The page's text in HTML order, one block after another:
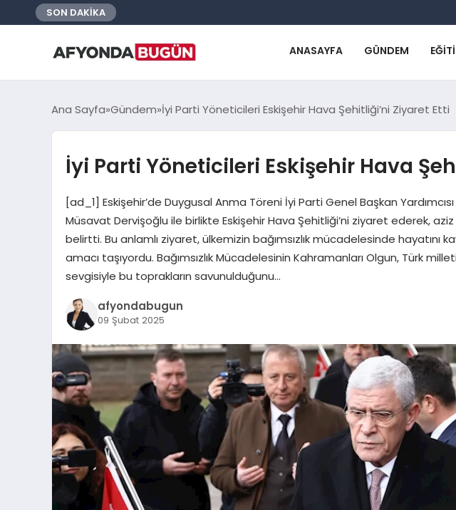
SON DAKİKA
ANASAYFA GÜNDEM
Ana Sayfa Gündem İyi Parti Yöneticileri Eskişehir Hava Şehitliği’ni Ziyaret Etti
İyi Parti Yöneticileri Eskişehir Hava
[ad_1] Eskişehir’de Duygusal Anma Töreni İyi Parti Genel Başkan
Müsavat Dervişoğlu ile birlikte Eskişehir Hava Şehitliği’ni ziyaret ederek,
belirtti. Bu anlamlı ziyaret, ülkemizin bağımsızlık mücadelesinde hayatını
amacı taşıyordu. Bağımsızlık Mücadelesinin Kahramanları Olgun, Türk
sevgisiyle bu toprakların savunulduğunu…
afyondabugun
09 Şubat 2025